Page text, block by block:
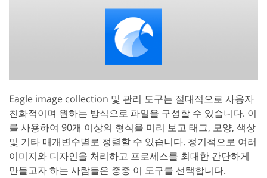
Eagle image collection 및 관리 도구는 절대적으로 사용자
친화적이며 원하는 방식으로 파일을 구성할 수 있습니다. 이
를 사용하여 90개 이상의 형식을 미리 보고 태그, 모양, 색상
및 기타 매개변수별로 정렬할 수 있습니다. 정기적으로 여러
이미지와 디자인을 처리하고 프로세스를 최대한 간단하게
만들고자 하는 사람들은 종종 이 도구를 선택합니다.